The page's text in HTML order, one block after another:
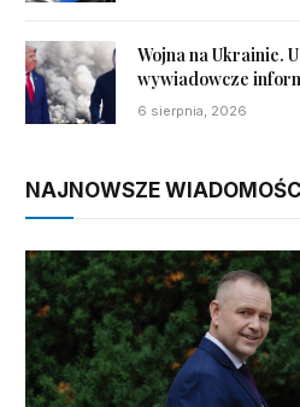
Wojna na Ukrainie.
wywiadowcze
6 sierpnia, 2026
NAJNOWSZE